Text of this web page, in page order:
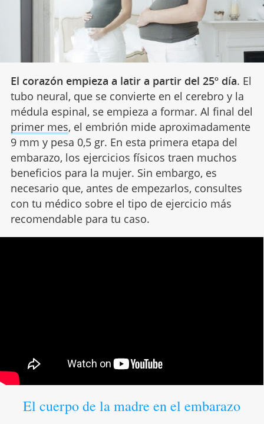
El corazón empieza a latir a partir del 25º día. El
tubo neural, que se convierte en el cerebro y la
médula espinal, se empieza a formar. Al final del
primer mes, el embrión mide aproximadamente
9 mm y pesa 0,5 gr. En esta primera etapa del
embarazo, los ejercicios físicos traen muchos
beneficios para la mujer. Sin embargo, es
necesario que, antes de empezarlos, consultes
con tu médico sobre el tipo de ejercicio más
recomendable para tu caso.
El cuerpo de la madre en el embarazo